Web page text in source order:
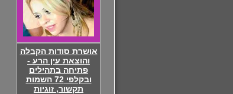
אושרת סודות הקבלה
והוצאת עין הרע -
פתיחה בתהילים
ובקלפי 72 השמות
תקשור, זוגיות